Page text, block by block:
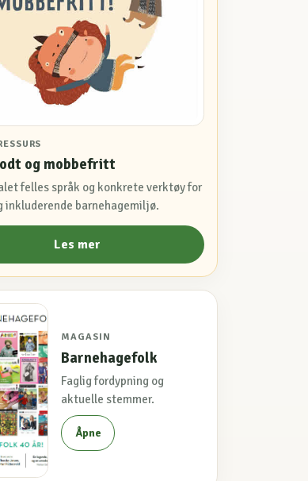
og mobbefritt
felles språk og konkrete verktøy for
inkluderende barnehagemiljø.
Les mer
MAGASIN
Barnehagefolk
Faglig fordypning og
aktuelle stemmer.
Åpne